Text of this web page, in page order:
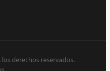
derechos reservados.